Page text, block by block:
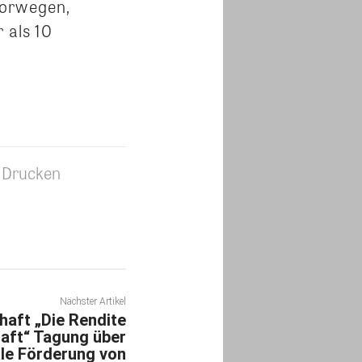
10
Drucken
Nächster Artikel
„Die Rendite
Tagung über
Förderung von